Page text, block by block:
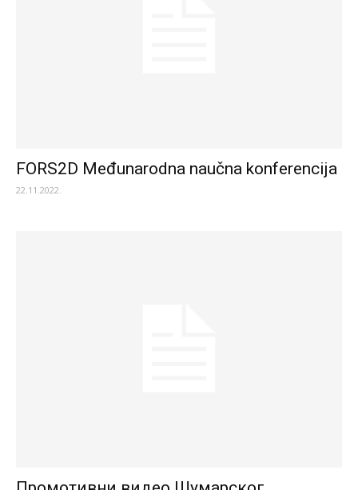
FORS2D Međunarodna naučna konferencija
22.11.2022.